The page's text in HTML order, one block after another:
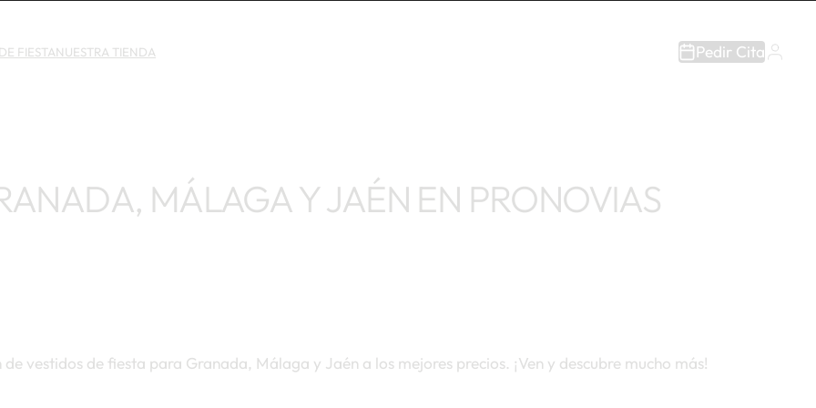
FIESTANUESTRA TIENDA Pedir Cita
MÁLAGA Y JAÉN EN PRONOVIAS
vestidos de fiesta para Granada, Málaga y Jaén a los mejores precios. ¡Ven y descubre mucho más!